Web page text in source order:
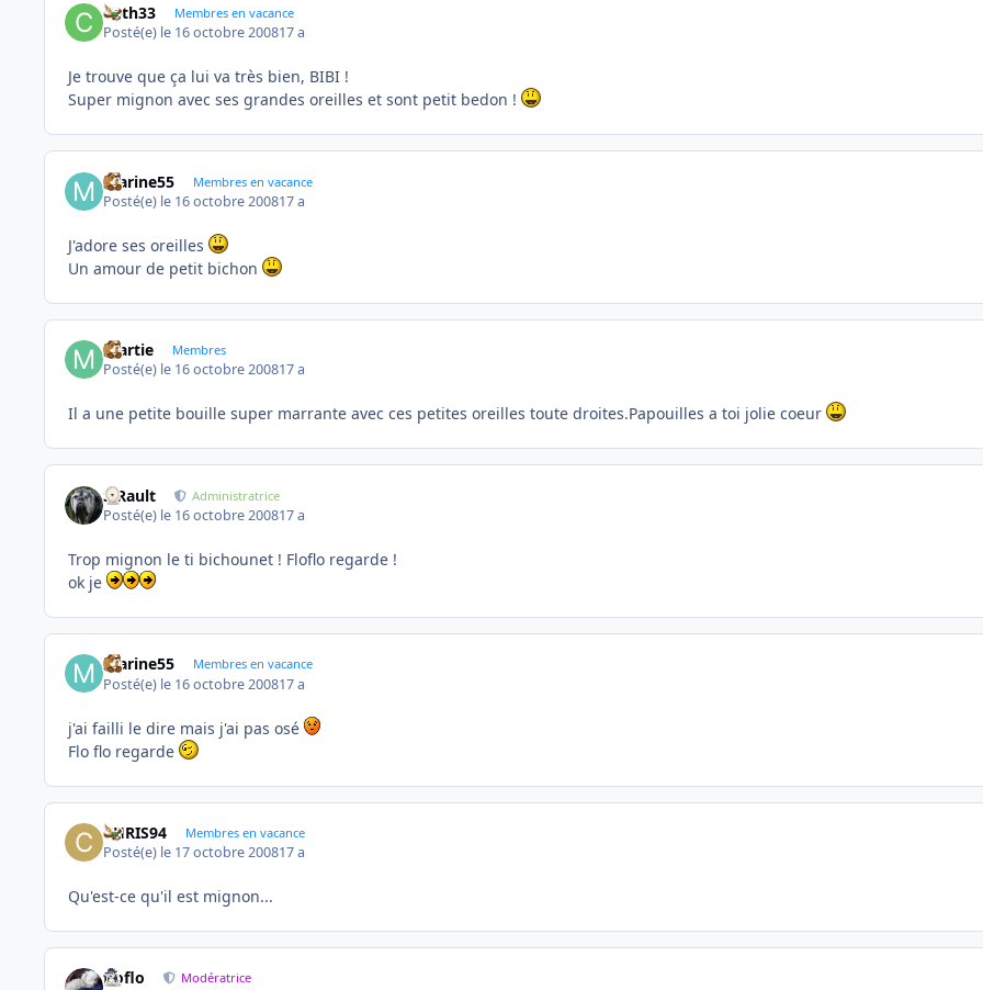
Cath33 Membres en vacance
Posté(e) le 16 octobre 200817 a
Je trouve que ça lui va très bien, BIBI !
Super mignon avec ses grandes oreilles et sont petit bedon !
marine55 Membres en vacance
Posté(e) le 16 octobre 200817 a
J'adore ses oreilles
Un amour de petit bichon
martie Membres
Posté(e) le 16 octobre 200817 a
Il a une petite bouille super marrante avec ces petites oreilles toute droites.Papouilles a toi jolie coeur
S.Rault Administratrice
Posté(e) le 16 octobre 200817 a
Trop mignon le ti bichounet ! Floflo regarde !
ok je
marine55 Membres en vacance
Posté(e) le 16 octobre 200817 a
j'ai failli le dire mais j'ai pas osé
Flo flo regarde
CHRIS94 Membres en vacance
Posté(e) le 17 octobre 200817 a
Qu'est-ce qu'il est mignon...
floflo Modératrice